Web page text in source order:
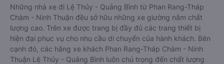
Những nhà xe đi Lệ Thủy - Quảng Bình từ Phan Rang-Tháp
Chàm - Ninh Thuận đều sở hữu những xe giường nằm chất
lượng cao. Trên xe được trang bị đầy đủ các trang thiết bị
hiện đại phục vụ cho nhu cầu di chuyển của hành khách. Bên
cạnh đó, các hãng xe khách Phan Rang-Tháp Chàm - Ninh
Thuận Lệ Thủy - Quảng Bình luôn chú trọng đến chất lượng